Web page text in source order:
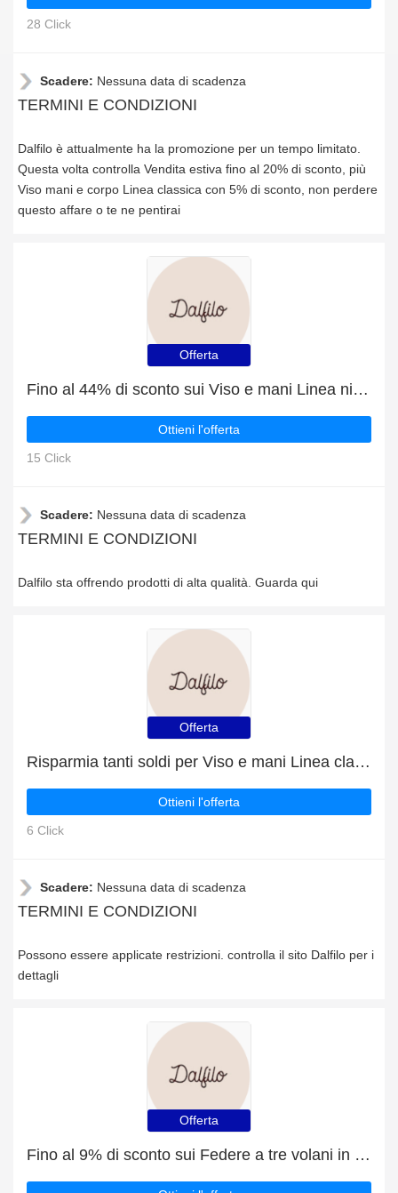
28 Click
Scadere: Nessuna data di scadenza
TERMINI E CONDIZIONI
Dalfilo è attualmente ha la promozione per un tempo limitato.
Questa volta controlla Vendita estiva fino al 20% di sconto, più
Viso mani e corpo Linea classica con 5% di sconto, non perdere
questo affare o te ne pentirai
Offerta
Fino al 44% di sconto sui Viso e mani Linea nido d'ape e altro ancora
Ottieni l'offerta
15 Click
Scadere: Nessuna data di scadenza
TERMINI E CONDIZIONI
Dalfilo sta offrendo prodotti di alta qualità. Guarda qui
Offerta
Risparmia tanti soldi per Viso e mani Linea classica con le offerte quotidiane
Ottieni l'offerta
6 Click
Scadere: Nessuna data di scadenza
TERMINI E CONDIZIONI
Possono essere applicate restrizioni. controlla il sito Dalfilo per i
dettagli
Offerta
Fino al 9% di sconto sui Federe a tre volani in raso e articoli selezionati